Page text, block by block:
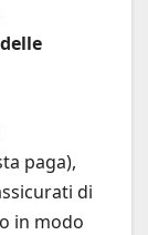
paga),
di
in modo